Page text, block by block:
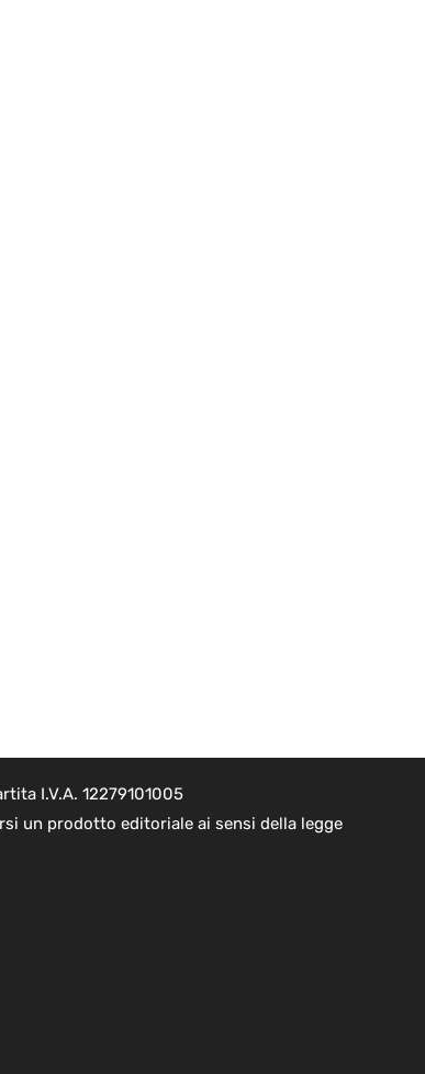
I.V.A. 12279101005
un prodotto editoriale ai sensi della legge